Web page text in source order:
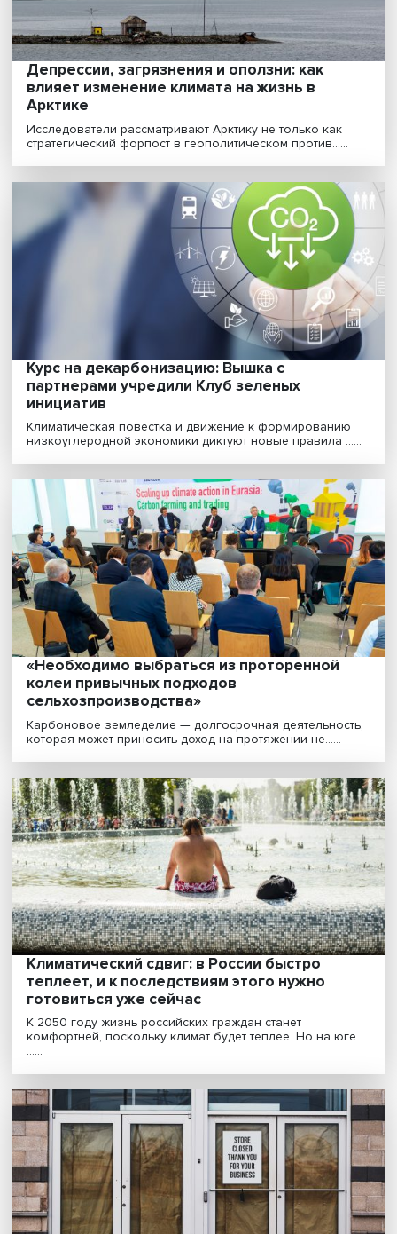
Жизнь после Глазго: «смычка экономики с
климатом окончательно оформилась»
Участникам климатического саммита в Глазго в
2021 года удалось согласовать ключевые цели б......
Депрессии, загрязнения и оползни: как
Арктике
Исследователи рассматривают Арктику не только как
стратегический форпост в геополитическом
Курс на декарбонизацию: Вышка с
партнерами учредили Клуб зеленых
инициатив
Климатическая повестка и движение к
низкоуглеродной экономики диктуют новые правила
«Необходимо выбраться из проторенной
колеи привычных подходов
сельхозпроизводства»
Карбоновое земледелие — долгосрочная
которая может приносить доход на протяжении не......